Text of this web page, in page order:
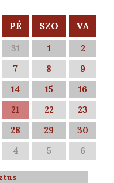
PÉ SZO VA
31 1
2
7 8
9
14 15
16
21 22
23
28 29
30
4 5 6